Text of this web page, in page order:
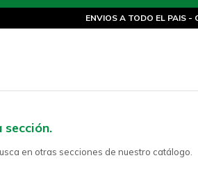
ENVIOS A TODO EL PAIS -
sección.
en otras secciones de nuestro catálogo.